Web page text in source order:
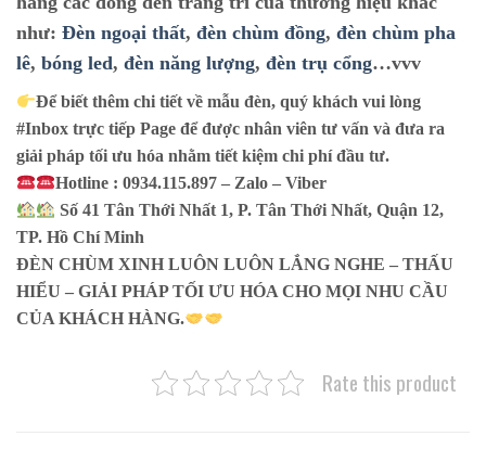
như: Đèn ngoại thất, đèn chùm đồng, đèn chùm pha
lê, bóng led, đèn năng lượng, đèn trụ cổng…vvv
Để biết thêm chi tiết về mẫu đèn, quý khách vui lòng
#Inbox trực tiếp Page để được nhân viên tư vấn và đưa ra
giải pháp tối ưu hóa nhằm tiết kiệm chi phí đầu tư.
Hotline : 0934.115.897 – Zalo – Viber
Số 41 Tân Thới Nhất 1, P. Tân Thới Nhất, Quận 12,
TP. Hồ Chí Minh
ĐÈN CHÙM XINH LUÔN LUÔN LẮNG NGHE – THẤU
HIỂU – GIẢI PHÁP TỐI ƯU HÓA CHO MỌI NHU CẦU
CỦA KHÁCH HÀNG.
Rate this product